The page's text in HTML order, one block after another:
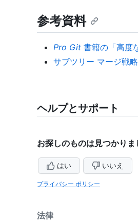
参考資料
Pro Git 書籍の「高度
サブツリー マージ戦
ヘルプとサポート
お探しのものは見つかりま
はい いいえ
プライバシー ポリシー
法律